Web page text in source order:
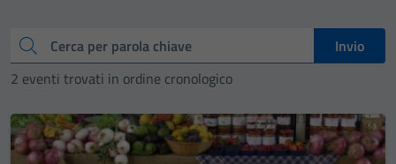
Cerca
Invio
2 eventi trovati in ordine cronologico